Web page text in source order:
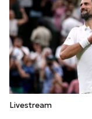
Livestream